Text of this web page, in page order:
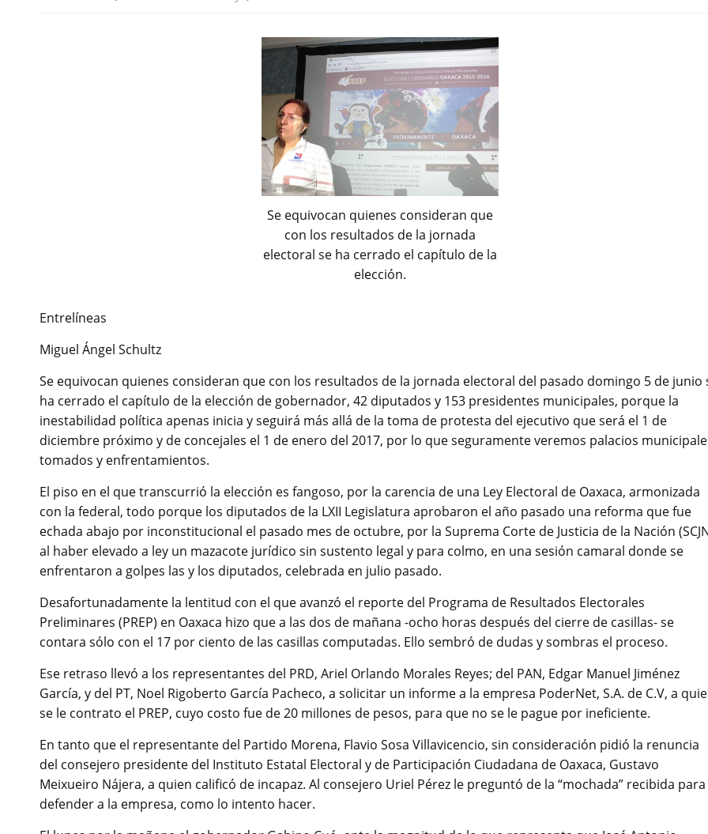
Se equivocan quienes consideran que
con los resultados de la jornada
electoral se ha cerrado el capítulo de la
elección.
Entrelíneas
Miguel Ángel Schultz
Se equivocan quienes consideran que con los resultados de la jornada electoral del pasado domingo 5 de junio
ha cerrado el capítulo de la elección de gobernador, 42 diputados y 153 presidentes municipales, porque la
inestabilidad política apenas inicia y seguirá más allá de la toma de protesta del ejecutivo que será el 1 de
diciembre próximo y de concejales el 1 de enero del 2017, por lo que seguramente veremos palacios
tomados y enfrentamientos.
El piso en el que transcurrió la elección es fangoso, por la carencia de una Ley Electoral de Oaxaca, armonizada
con la federal, todo porque los diputados de la LXII Legislatura aprobaron el año pasado una reforma que fue
echada abajo por inconstitucional el pasado mes de octubre, por la Suprema Corte de Justicia de la Nación
al haber elevado a ley un mazacote jurídico sin sustento legal y para colmo, en una sesión camaral donde se
enfrentaron a golpes las y los diputados, celebrada en julio pasado.
Desafortunadamente la lentitud con el que avanzó el reporte del Programa de Resultados Electorales
Preliminares (PREP) en Oaxaca hizo que a las dos de mañana -ocho horas después del cierre de casillas- se
contara sólo con el 17 por ciento de las casillas computadas. Ello sembró de dudas y sombras el proceso.
Ese retraso llevó a los representantes del PRD, Ariel Orlando Morales Reyes; del PAN, Edgar Manuel Jiménez
García, y del PT, Noel Rigoberto García Pacheco, a solicitar un informe a la empresa PoderNet, S.A. de C.V, a
se le contrato el PREP, cuyo costo fue de 20 millones de pesos, para que no se le pague por ineficiente.
En tanto que el representante del Partido Morena, Flavio Sosa Villavicencio, sin consideración pidió la renuncia
del consejero presidente del Instituto Estatal Electoral y de Participación Ciudadana de Oaxaca, Gustavo
Meixueiro Nájera, a quien calificó de incapaz. Al consejero Uriel Pérez le preguntó de la “mochada” recibida para
defender a la empresa, como lo intento hacer.